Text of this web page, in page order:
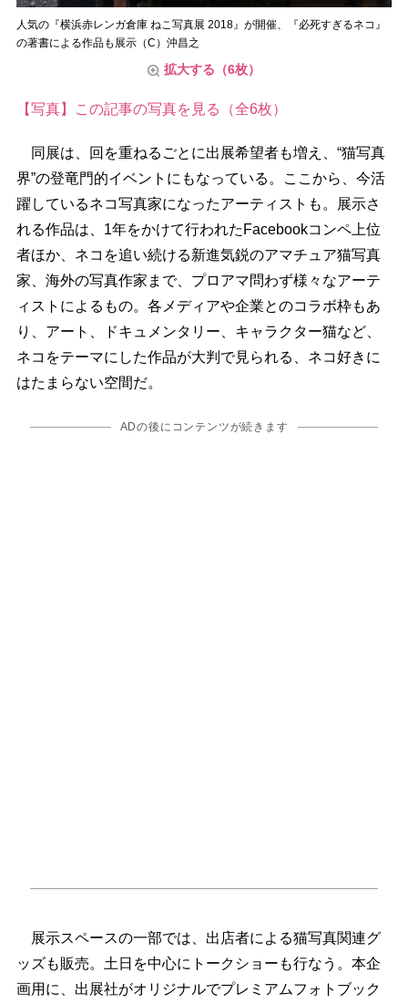
人気の『横浜赤レンガ倉庫 ねこ写真展 2018』が開催、『必死すぎるネコ』
の著書による作品も展示（C）沖昌之
拡大する（6枚）
【写真】この記事の写真を見る（全6枚）
同展は、回を重ねるごとに出展希望者も増え、“猫写真
界”の登竜門的イベントにもなっている。ここから、今活
躍しているネコ写真家になったアーティストも。展示さ
れる作品は、1年をかけて行われたFacebookコンペ上位
者ほか、ネコを追い続ける新進気鋭のアマチュア猫写真
家、海外の写真作家まで、プロアマ問わず様々なアーテ
ィストによるもの。各メディアや企業とのコラボ枠もあ
り、アート、ドキュメンタリー、キャラクター猫など、
ネコをテーマにした作品が大判で見られる、ネコ好きに
はたまらない空間だ。
ADの後にコンテンツが続きます
展示スペースの一部では、出店者による猫写真関連グ
ッズも販売。土日を中心にトークショーも行なう。本企
画用に、出展社がオリジナルでプレミアムフォトブック